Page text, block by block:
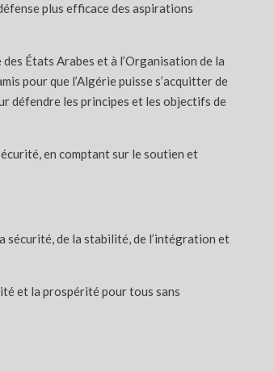
plus efficace des aspirations
États Arabes et à l’Organisation de la
pour que l’Algérie puisse s’acquitter de
défendre les principes et les objectifs de
en comptant sur le soutien et
sécurité, de la stabilité, de l’intégration et
et la prospérité pour tous sans